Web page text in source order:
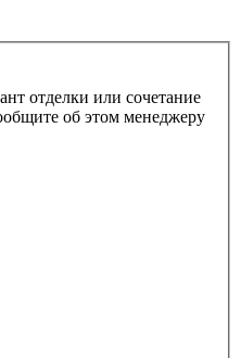
отделки или сочетание
об этом менеджеру